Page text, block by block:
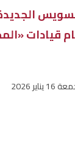
قيادات